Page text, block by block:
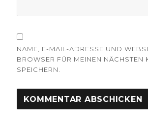
NAME, E-MAIL-ADRESSE UND
BROWSER FÜR MEINEN NÄCHSTEN
SPEICHERN.